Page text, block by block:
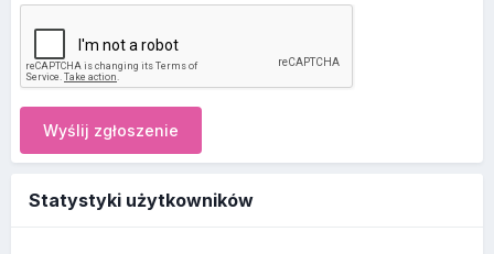
Wyślij zgłoszenie
Statystyki użytkowników